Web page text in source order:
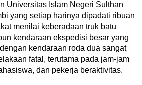
Universitas Islam Negeri Sulthan
yang setiap harinya dipadati ribuan
menilai keberadaan truk batu
kendaraan ekspedisi besar yang
kendaraan roda dua sangat
fatal, terutama pada jam-jam
dan pekerja beraktivitas.